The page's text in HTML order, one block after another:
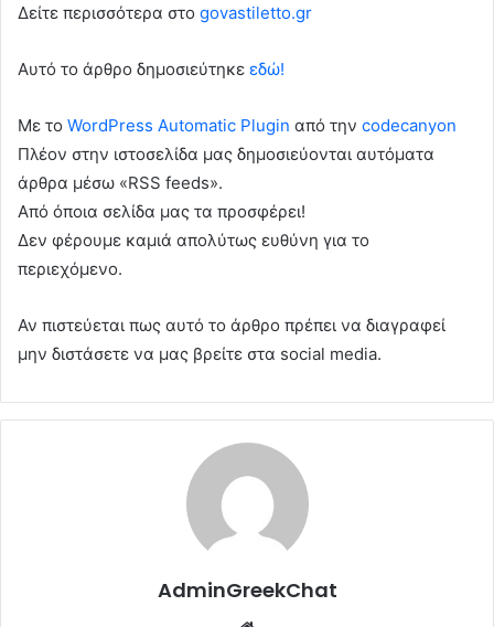
Δείτε περισσότερα στο govastiletto.gr
Αυτό το άρθρο δημοσιεύτηκε εδώ!
Με το WordPress Automatic Plugin από την codecanyon
Πλέον στην ιστοσελίδα μας δημοσιεύονται αυτόματα
άρθρα μέσω «RSS feeds».
Από όποια σελίδα μας τα προσφέρει!
Δεν φέρουμε καμιά απολύτως ευθύνη για το
περιεχόμενο.
Αν πιστεύεται πως αυτό το άρθρο πρέπει να διαγραφεί
μην διστάσετε να μας βρείτε στα social media.
AdminGreekChat